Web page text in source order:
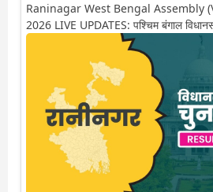
Raninagar West Bengal Assembly
2026 LIVE UPDATES: पश्चिम बंगाल
अगले कुछ ही देर में शुरू होने वाली है. यहां देखें
पीछे से लेकर किस तरफ जा रहें है रुझान. साथ ही
एक हलचल की अपडेट वो भी रियल टाइम में